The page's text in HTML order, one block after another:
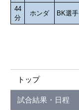
44
分
ホンダ BK選手
トップ
試合結果・日程